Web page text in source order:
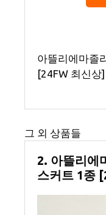
아뜰리에마졸
[24FW 최신상]
그 외 상품들
2. 아뜰리에
스커트 1종